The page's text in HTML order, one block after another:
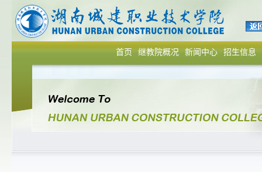
首页 继教院概况 新闻中心 招生信息